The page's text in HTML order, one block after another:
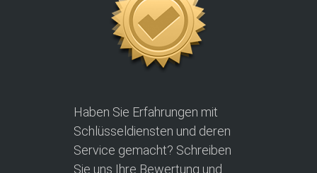
Haben Sie Erfahrungen mit
Schlüsseldiensten und deren
Service gemacht? Schreiben
Sie uns Ihre Bewertung und